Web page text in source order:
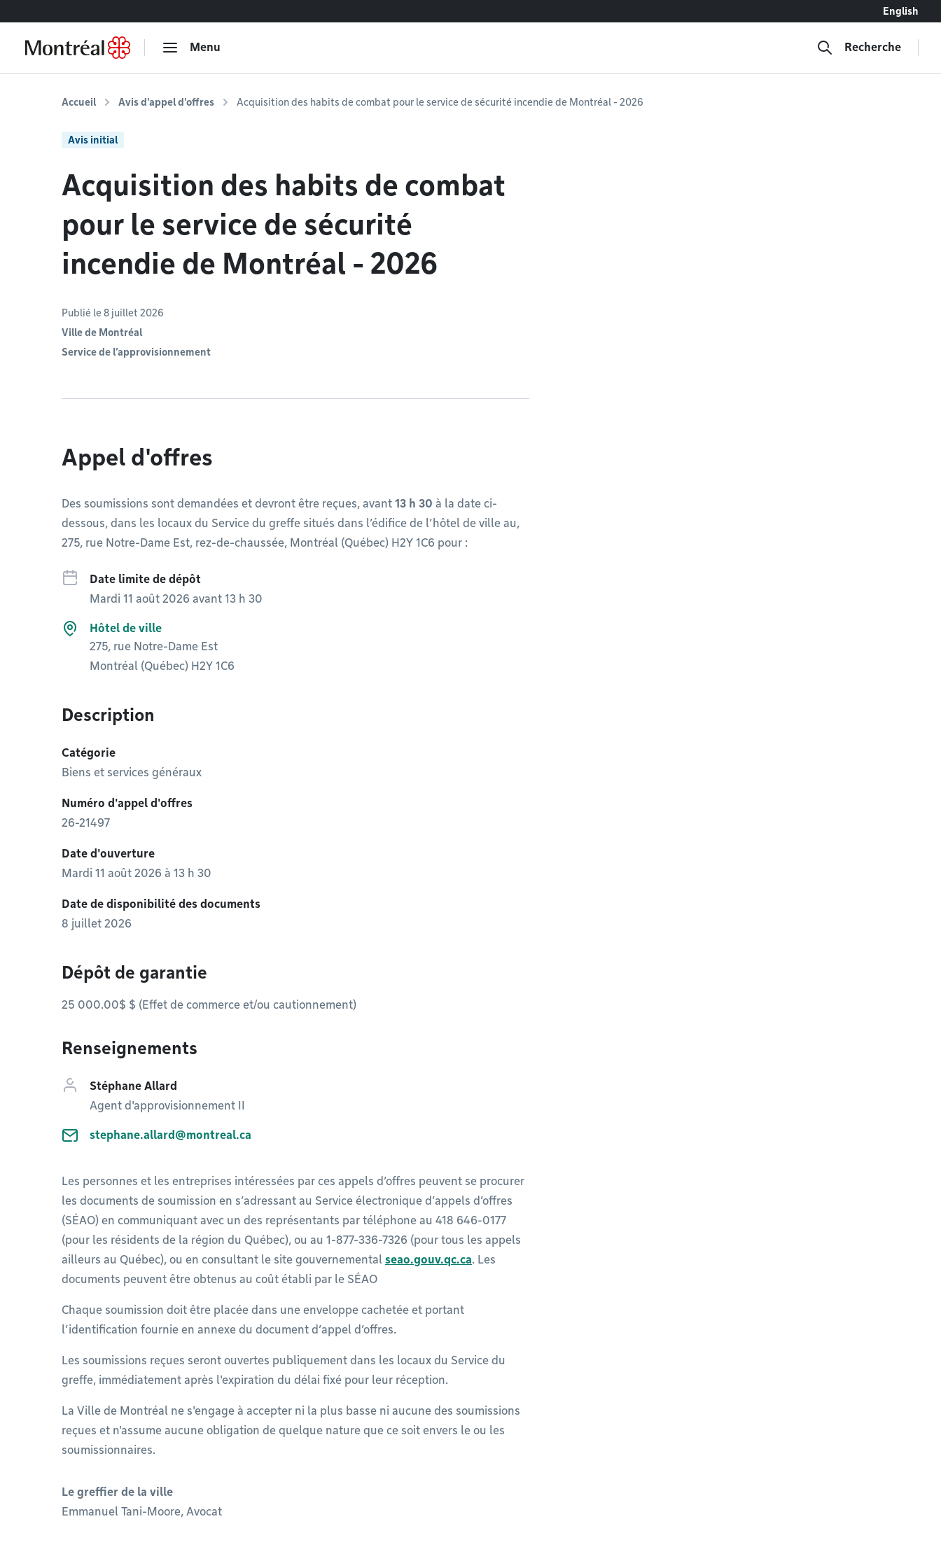
English
Menu Recherche
Accueil Avis d'appel d'offres Acquisition des habits de combat pour le service de sécurité incendie de Montréal - 2026
Avis initial
Acquisition des habits de combat
pour le service de sécurité
incendie de Montréal - 2026
Publié le 8 juillet 2026
Ville de Montréal
Service de l’approvisionnement
Appel d'offres
Des soumissions sont demandées et devront être reçues, avant 13 h 30 à la date ci-
dessous, dans les locaux du Service du greffe situés dans l’édifice de l’hôtel de ville au,
275, rue Notre-Dame Est, rez-de-chaussée, Montréal (Québec) H2Y 1C6 pour :
Date limite de dépôt
Mardi 11 août 2026 avant 13 h 30
Hôtel de ville
275, rue Notre-Dame Est
Montréal (Québec) H2Y 1C6
Description
Catégorie
Biens et services généraux
Numéro d'appel d'offres
26-21497
Date d'ouverture
Mardi 11 août 2026 à 13 h 30
Date de disponibilité des documents
8 juillet 2026
Dépôt de garantie
25 000.00$ $ (Effet de commerce et/ou cautionnement)
Renseignements
Stéphane Allard
Agent d'approvisionnement II
stephane.allard@montreal.ca
Les personnes et les entreprises intéressées par ces appels d’offres peuvent se procurer
les documents de soumission en s’adressant au Service électronique d’appels d’offres
(SÉAO) en communiquant avec un des représentants par téléphone au 418 646-0177
(pour les résidents de la région du Québec), ou au 1-877-336-7326 (pour tous les appels
ailleurs au Québec), ou en consultant le site gouvernemental seao.gouv.qc.ca. Les
documents peuvent être obtenus au coût établi par le SÉAO
Chaque soumission doit être placée dans une enveloppe cachetée et portant
l’identification fournie en annexe du document d’appel d’offres.
Les soumissions reçues seront ouvertes publiquement dans les locaux du Service du
greffe, immédiatement après l'expiration du délai fixé pour leur réception.
La Ville de Montréal ne s'engage à accepter ni la plus basse ni aucune des soumissions
reçues et n'assume aucune obligation de quelque nature que ce soit envers le ou les
soumissionnaires.
Le greffier de la ville
Emmanuel Tani-Moore, Avocat